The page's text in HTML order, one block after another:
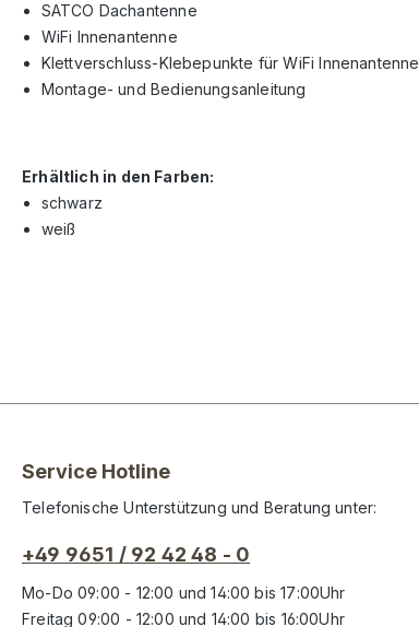
SATCO Dachantenne
WiFi Innenantenne
Klettverschluss-Klebepunkte für WiFi Innenantenne
Montage- und Bedienungsanleitung
Erhältlich in den Farben:
schwarz
weiß
Service Hotline
Telefonische Unterstützung und Beratung unter:
+49 9651 / 92 42 48 - 0
Mo-Do 09:00 - 12:00 und 14:00 bis 17:00Uhr
Freitag 09:00 - 12:00 und 14:00 bis 16:00Uhr